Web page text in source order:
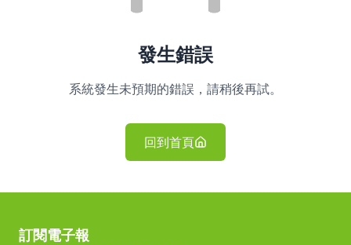
發生錯誤
系統發生未預期的錯誤，請稍後再試。
回到首頁
訂閱電子報